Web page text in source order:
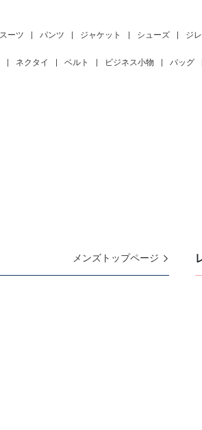
スーツ パンツ ジャケット シューズ ジ
ネクタイ ベルト ビジネス小物 バッグ
メンズトップページ